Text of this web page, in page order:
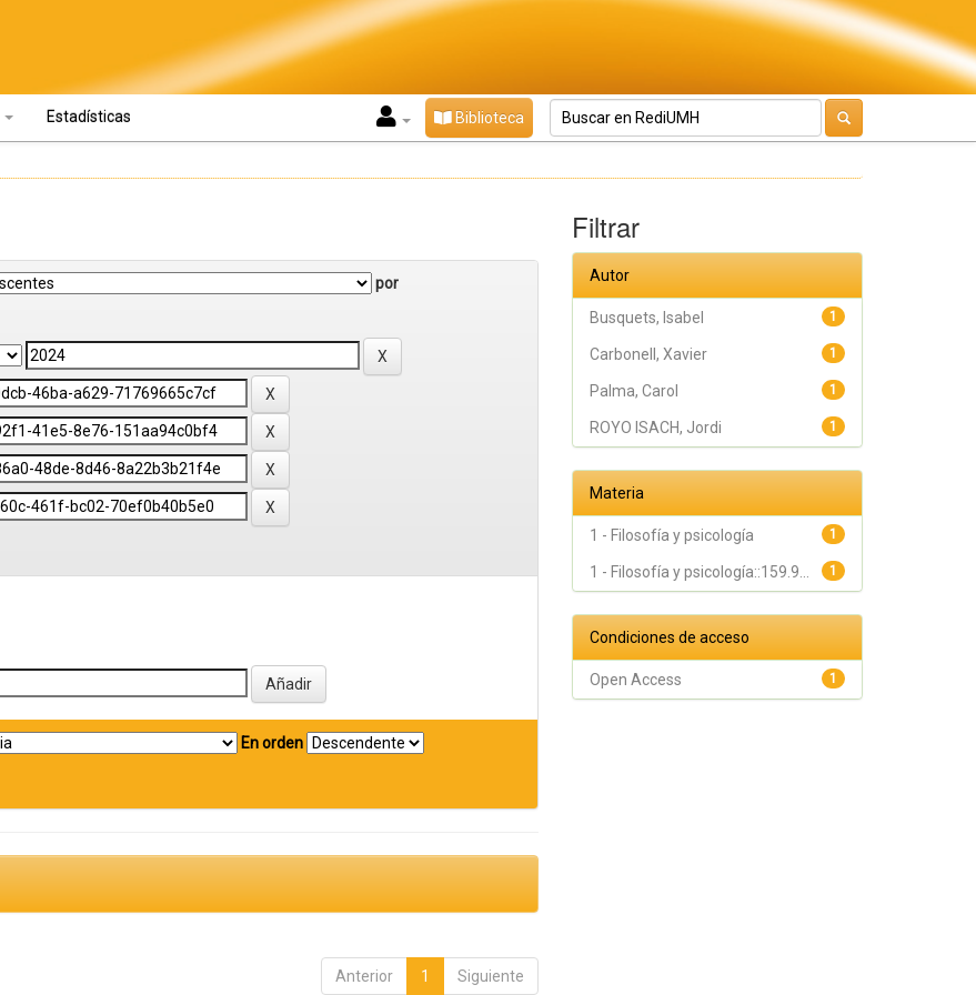
Estadísticas Biblioteca
por
En orden
Anterior 1 Siguiente
Filtrar
Autor
1
Busquets, Isabel
1
Carbonell, Xavier
1
Palma, Carol
1
ROYO ISACH, Jordi
Materia
1
1 - Filosofía y psicología
1
1 - Filosofía y psicología::159.9...
Condiciones de acceso
1
Open Access